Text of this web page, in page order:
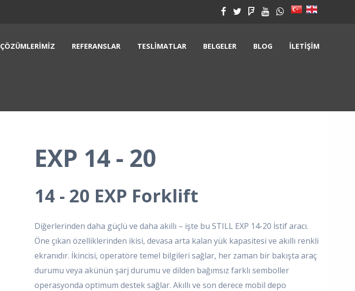
ÇÖZÜMLERIMIZ REFERANSLAR TESLIMATLAR BELGELER BLOG İLETIŞIM
EXP 14 - 20
14 - 20 EXP Forklift
Diğerlerinden daha güçlü ve daha akıllı – işte bu STILL EXP 14-20 İstif aracı.
Öne çıkan özelliklerinden ikisi, devasa arta kalan yük kapasitesi ve akıllı renkli
ekranıdır. İkincisi, operatöre temel bilgileri sağlar, her zaman bir bakışta araç
durumu veya akünün şarj durumu ve dilden bağımsız farklı semboller
operasyonda optimum destek sağlar. Akıllı ve son derece mobil depo